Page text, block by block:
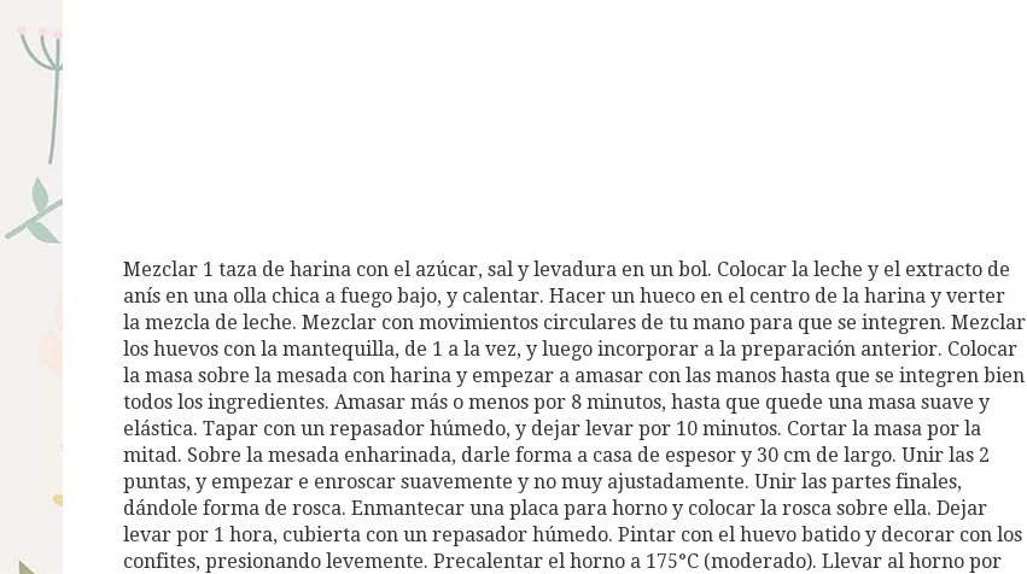
Mezclar 1 taza de harina con el azúcar, sal y levadura en un bol. Colocar la leche y el extracto de
anís en una olla chica a fuego bajo, y calentar. Hacer un hueco en el centro de la harina y verter
la mezcla de leche. Mezclar con movimientos circulares de tu mano para que se integren. Mezclar
los huevos con la mantequilla, de 1 a la vez, y luego incorporar a la preparación anterior. Colocar
la masa sobre la mesada con harina y empezar a amasar con las manos hasta que se integren bien
todos los ingredientes. Amasar más o menos por 8 minutos, hasta que quede una masa suave y
elástica. Tapar con un repasador húmedo, y dejar levar por 10 minutos. Cortar la masa por la
mitad. Sobre la mesada enharinada, darle forma a casa de espesor y 30 cm de largo. Unir las 2
puntas, y empezar e enroscar suavemente y no muy ajustadamente. Unir las partes finales,
dándole forma de rosca. Enmantecar una placa para horno y colocar la rosca sobre ella. Dejar
levar por 1 hora, cubierta con un repasador húmedo. Pintar con el huevo batido y decorar con los
confites, presionando levemente. Precalentar el horno a 175°C (moderado). Llevar al horno por